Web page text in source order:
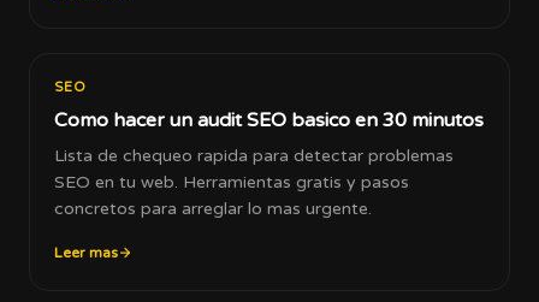
SEO
Como hacer un audit SEO basico en 30 minutos
Lista de chequeo rapida para detectar problemas
SEO en tu web. Herramientas gratis y pasos
concretos para arreglar lo mas urgente.
Leer mas